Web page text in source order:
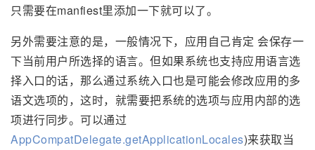
只需要在manfiest里添加一下就可以了。
另外需要注意的是，一般情况下，应用自己肯定 会保存一
下当前用户所选择的语言。但如果系统也支持应用语言选
择入口的话，那么通过系统入口也是可能会修改应用的多
语文选项的，这时，就需要把系统的选项与应用内部的选
项进行同步。可以通过
AppCompatDelegate.getApplicationLocales)来获取当